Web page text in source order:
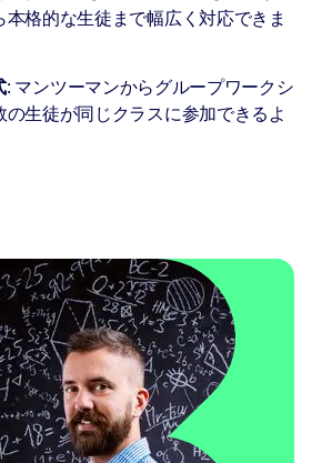
格的な生徒まで幅広く対応できま
: マンツーマンからグループワークシ
の生徒が同じクラスに参加できるよ